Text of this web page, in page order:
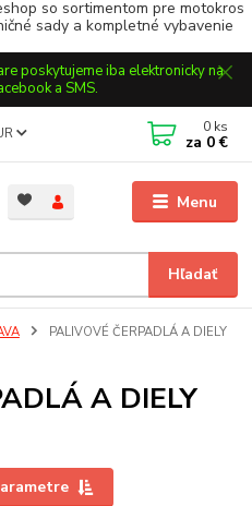
so sortimentom pre motokros
sady a kompletné vybavenie
poskytujeme iba elektronicky na
a SMS.
Menu
Hľadať
0 ks
za 0 €
PALIVOVÉ ČERPADLÁ A DIELY
A DIELY